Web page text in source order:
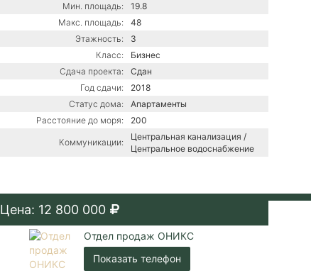
Мин. площадь:
19.8
Макс. площадь:
48
Этажность:
3
Класс:
Бизнес
Сдача проекта:
Сдан
Год сдачи:
2018
Статус дома:
Апартаменты
Расстояние до моря:
200
Коммуникации:
Центральная канализация /
Центральное водоснабжение
Цена: 12 800 000
Отдел продаж ОНИКС
Показать телефон